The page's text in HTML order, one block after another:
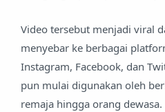
Video tersebut menjadi viral
menyebar ke berbagai
Instagram, Facebook, dan
pun mulai digunakan oleh
remaja hingga orang dewasa.